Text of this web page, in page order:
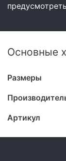
Основные
Размеры
Артикул